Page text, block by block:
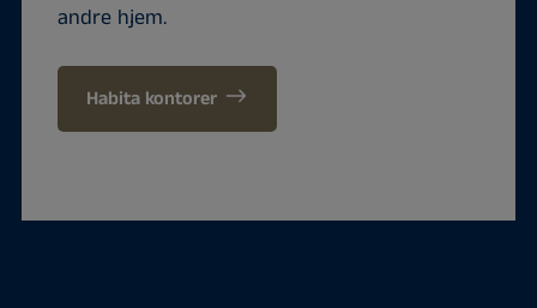
andre hjem.
Habita kontorer